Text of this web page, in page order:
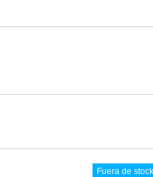
Fuera de stock